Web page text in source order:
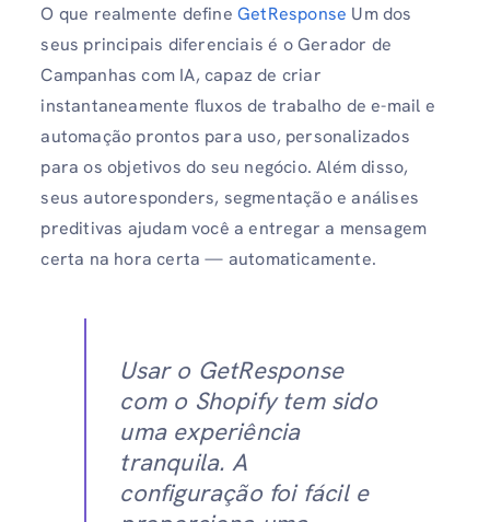
O que realmente define GetResponse Um dos
seus principais diferenciais é o Gerador de
Campanhas com IA, capaz de criar
instantaneamente fluxos de trabalho de e-mail e
automação prontos para uso, personalizados
para os objetivos do seu negócio. Além disso,
seus autoresponders, segmentação e análises
preditivas ajudam você a entregar a mensagem
certa na hora certa — automaticamente.
Usar o GetResponse
com o Shopify tem sido
uma experiência
tranquila. A
configuração foi fácil e